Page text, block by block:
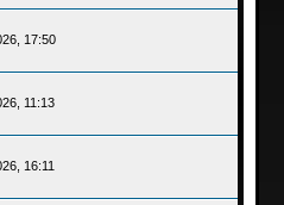
17:50
11:13
16:11